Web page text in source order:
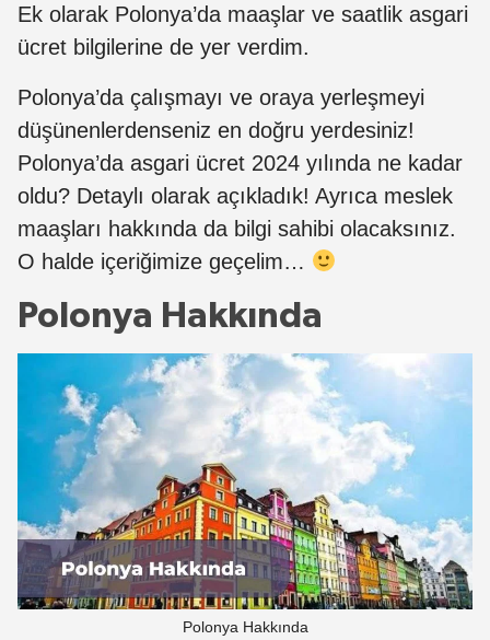
Ek olarak Polonya’da maaşlar ve saatlik asgari
ücret bilgilerine de yer verdim.
Polonya’da çalışmayı ve oraya yerleşmeyi
düşünenlerdenseniz en doğru yerdesiniz!
Polonya’da asgari ücret 2024 yılında ne kadar
oldu? Detaylı olarak açıkladık! Ayrıca meslek
maaşları hakkında da bilgi sahibi olacaksınız.
O halde içeriğimize geçelim…
Polonya Hakkında
Polonya Hakkında